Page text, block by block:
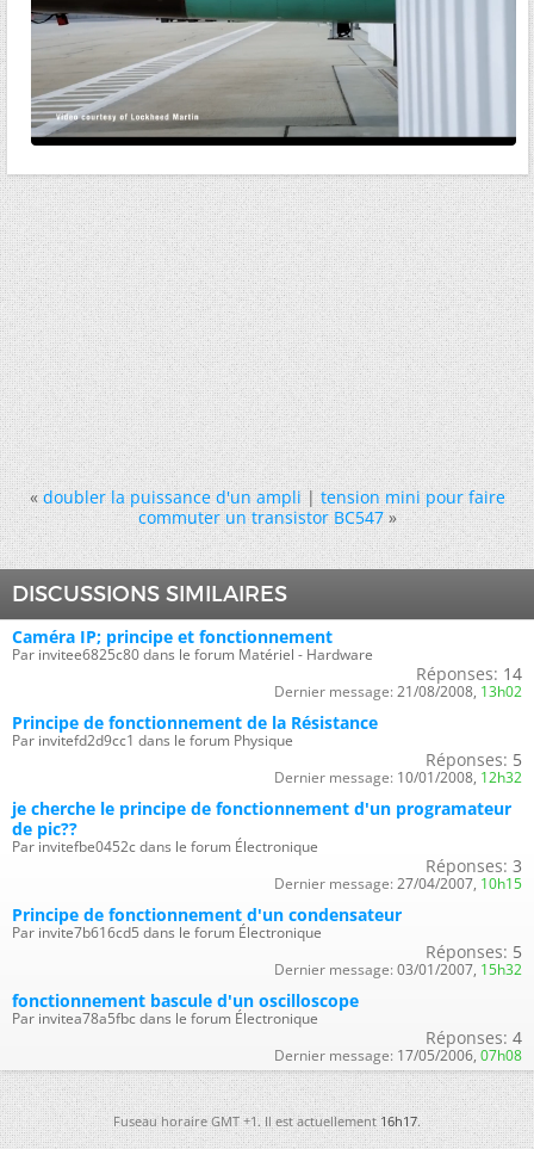
« doubler la puissance d'un ampli|tension mini pour faire
commuter un transistor BC547 »
DISCUSSIONS SIMILAIRES
Caméra IP; principe et fonctionnement
Par invitee6825c80 dans le forum Matériel - Hardware
Réponses: 14
Dernier message: 21/08/2008, 13h02
Principe de fonctionnement de la Résistance
Par invitefd2d9cc1 dans le forum Physique
Réponses: 5
Dernier message: 10/01/2008, 12h32
je cherche le principe de fonctionnement d'un programateur
de pic??
Par invitefbe0452c dans le forum Électronique
Réponses: 3
Dernier message: 27/04/2007, 10h15
Principe de fonctionnement d'un condensateur
Par invite7b616cd5 dans le forum Électronique
Réponses: 5
Dernier message: 03/01/2007, 15h32
fonctionnement bascule d'un oscilloscope
Par invitea78a5fbc dans le forum Électronique
Réponses: 4
Dernier message: 17/05/2006, 07h08
Fuseau horaire GMT +1. Il est actuellement16h17.